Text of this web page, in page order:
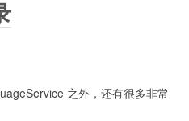
之外，还有很多非常